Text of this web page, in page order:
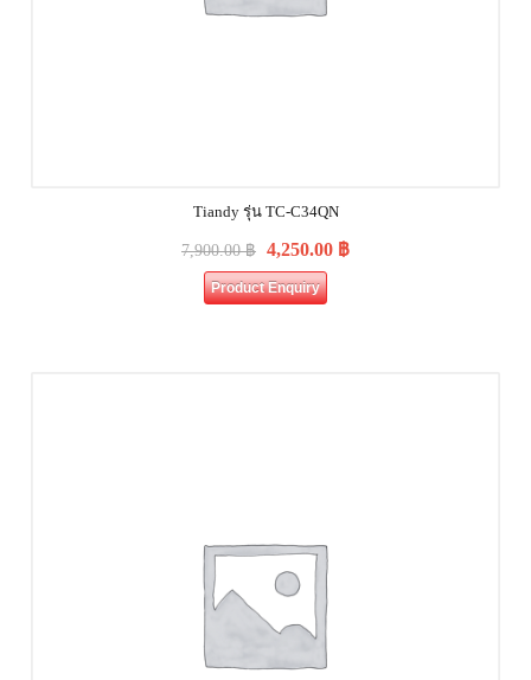
Tiandy รุ่น TC-C34QN
7,900.00฿ 4,250.00 ฿
Product Enquiry